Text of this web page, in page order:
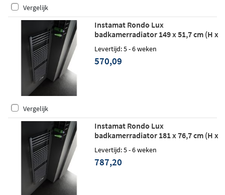
Vergelijk
Instamat Rondo Lux
badkamerradiator 149 x 51,7 cm (H x
Levertijd: 5 - 6 weken
570,09
Vergelijk
Instamat Rondo Lux
badkamerradiator 181 x 76,7 cm (H x
Levertijd: 5 - 6 weken
787,20